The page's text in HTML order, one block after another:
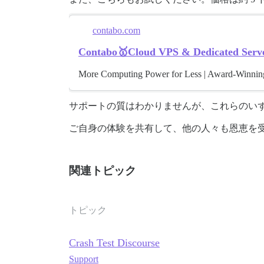
contabo.com
Contabo🥇Cloud VPS & Dedicated
More Computing Power for Less | Award-
サポートの質はわかりませんが、これらのい
ご自身の体験を共有して、他の人々も恩恵を
関連トピック
トピック
Crash Test Discourse
Support